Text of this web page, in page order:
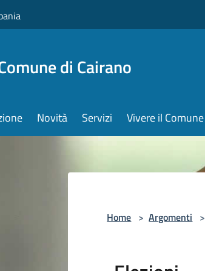
di Cairano
Novità Servizi Vivere il Comune
Home > Argomenti >